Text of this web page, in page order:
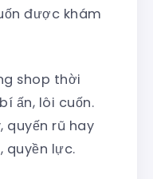
được khám
shop thời
ấn, lôi cuốn.
quyến rũ hay
quyền lực.